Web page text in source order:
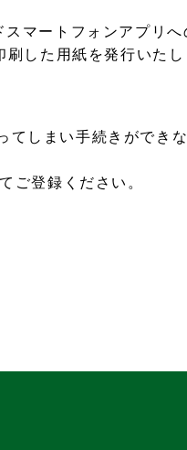
マートフォンアプリへ
した用紙を発行いたし
しまい手続きができな
ご登録ください。